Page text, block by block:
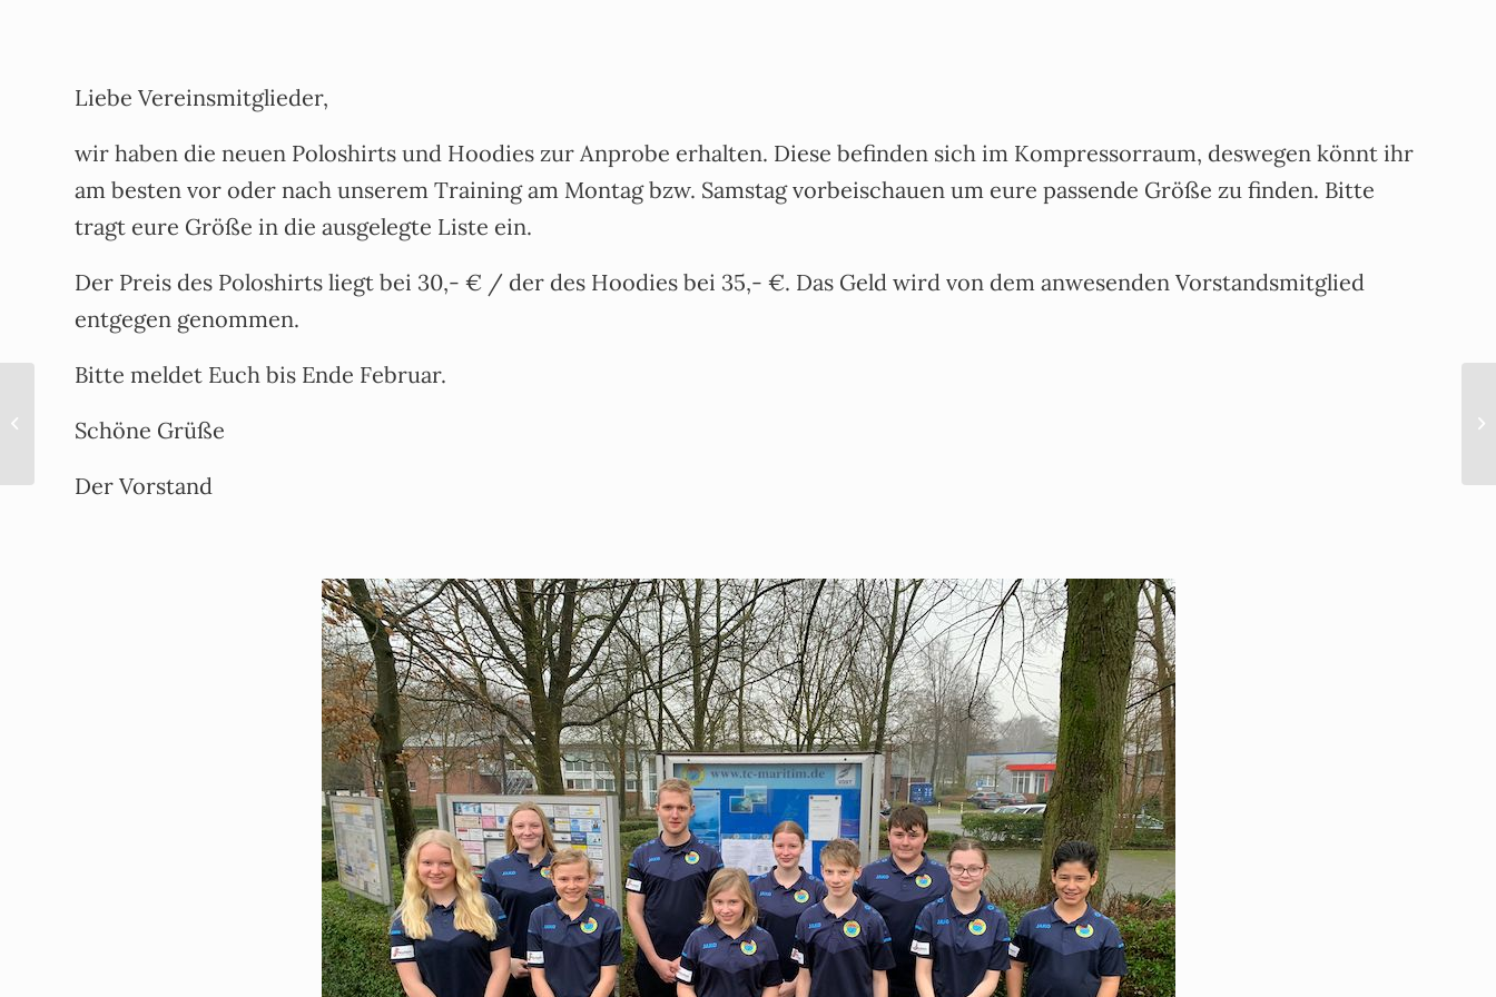
Liebe Vereinsmitglieder,
wir haben die neuen Poloshirts und Hoodies zur Anprobe erhalten. Diese befinden sich im Kompressorraum, deswegen könnt ihr
am besten vor oder nach unserem Training am Montag bzw. Samstag vorbeischauen um eure passende Größe zu finden. Bitte
tragt eure Größe in die ausgelegte Liste ein.
Der Preis des Poloshirts liegt bei 30,- € / der des Hoodies bei 35,- €. Das Geld wird von dem anwesenden Vorstandsmitglied
entgegen genommen.
Bitte meldet Euch bis Ende Februar.
Schöne Grüße
Der Vorstand
Mitgliederversammlung 2022